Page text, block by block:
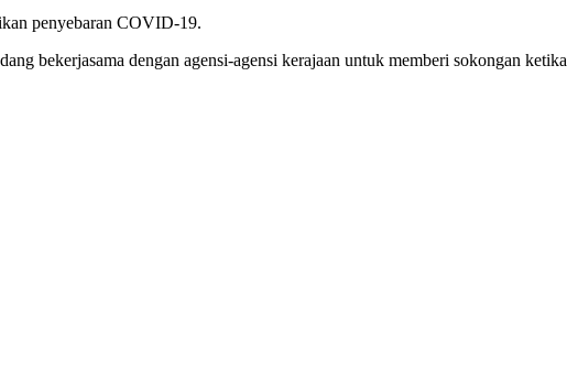
penyebaran COVID-19.
bekerjasama dengan agensi-agensi kerajaan untuk memberi sokongan ketika